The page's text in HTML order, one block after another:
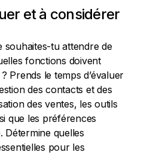
et à considérer
souhaites-tu attendre de
fonctions doivent
Prends le temps d’évaluer
des contacts et des
des ventes, les outils
que les préférences
Détermine quelles
pour les